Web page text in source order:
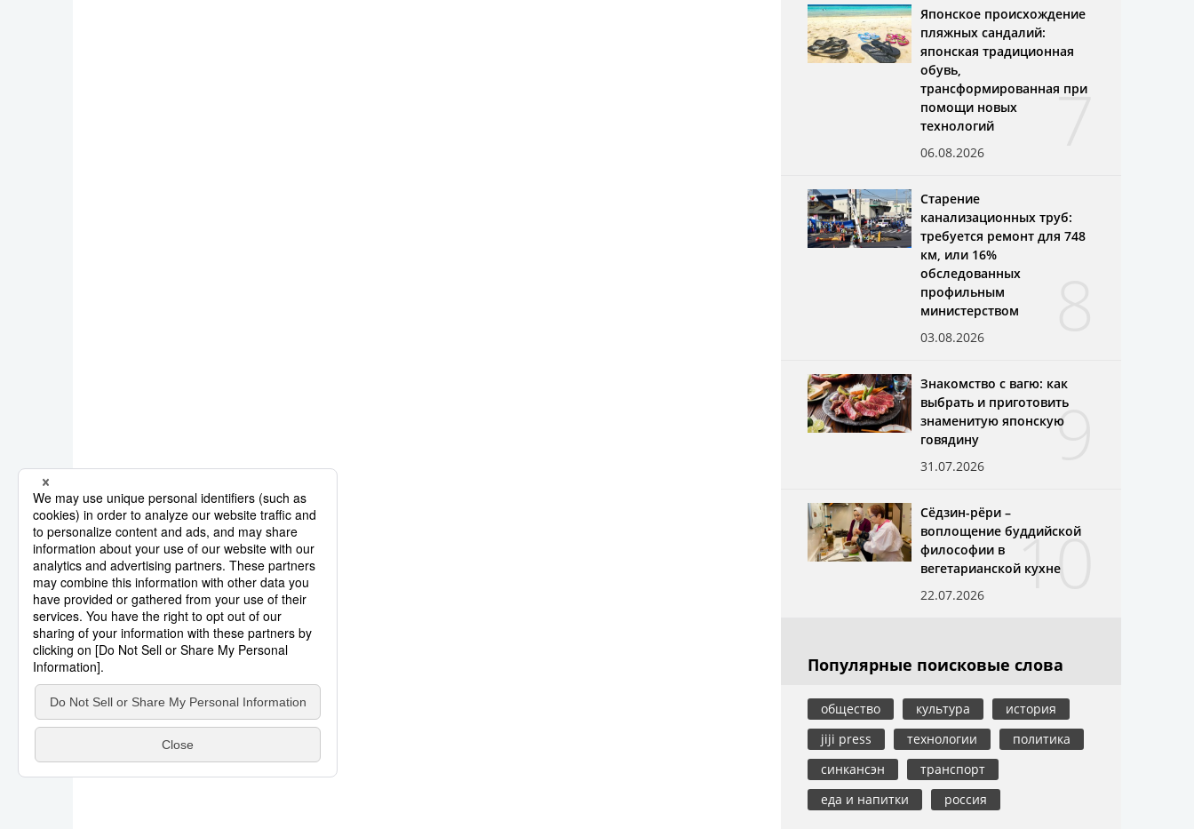
7
Японское происхождение
пляжных сандалий:
японская традиционная
обувь,
трансформированная при
помощи новых
технологий
06.08.2026
Старение
канализационных труб:
требуется ремонт для 748
км, или 16%
обследованных
профильным
министерством
03.08.2026
9
Знакомство с вагю: как
выбрать и приготовить
знаменитую японскую
говядину
31.07.2026
10
Сёдзин-рёри –
воплощение буддийской
философии в
вегетарианской кухне
22.07.2026
Популярные поисковые слова
общество культура
история
jiji press
технологии
политика
синкансэн
транспорт
еда и напитки
россия